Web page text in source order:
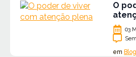
O
03
em